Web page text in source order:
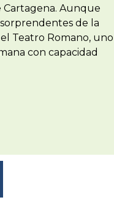
Aunque
de la
Teatro Romano, uno
con capacidad